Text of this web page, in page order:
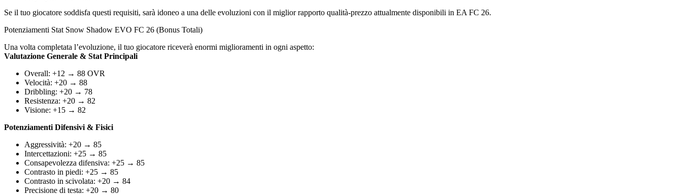
Se il tuo giocatore soddisfa questi requisiti, sarà idoneo a una delle evoluzioni con il miglior rapporto qualità-prezzo attualmente disponibili in EA FC 26.
Potenziamenti Stat Snow Shadow EVO FC 26 (Bonus Totali)
Una volta completata l’evoluzione, il tuo giocatore riceverà enormi miglioramenti in ogni aspetto:
Valutazione Generale & Stat Principali
Overall: +12 → 88 OVR
Velocità: +20 → 88
Dribbling: +20 → 78
Resistenza: +20 → 82
Visione: +15 → 82
Potenziamenti Difensivi & Fisici
Aggressività: +20 → 85
Intercettazioni: +25 → 85
Consapevolezza difensiva: +25 → 85
Contrasto in piedi: +25 → 85
Contrasto in scivolata: +20 → 84
Precisione di testa: +20 → 80